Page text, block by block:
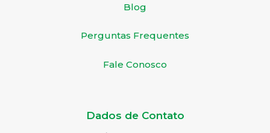
Blog
Perguntas Frequentes
Fale Conosco
Dados de Contato